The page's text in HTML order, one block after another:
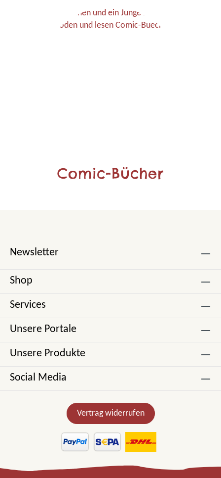
Comic-Bücher
Newsletter
Shop
Services
Unsere Portale
Unsere Produkte
Social Media
Vertrag widerrufen